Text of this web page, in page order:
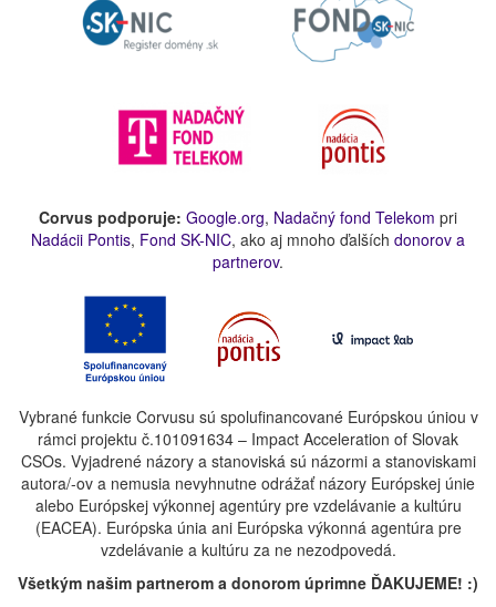
Corvus podporuje: Google.org, Nadačný fond Telekom pri
Nadácii Pontis, Fond SK-NIC, ako aj mnoho ďalších donorov a
partnerov.
Vybrané funkcie Corvusu sú spolufinancované Európskou úniou v
rámci projektu č.101091634 – Impact Acceleration of Slovak
CSOs. Vyjadrené názory a stanoviská sú názormi a stanoviskami
autora/-ov a nemusia nevyhnutne odrážať názory Európskej únie
alebo Európskej výkonnej agentúry pre vzdelávanie a kultúru
(EACEA). Európska únia ani Európska výkonná agentúra pre
vzdelávanie a kultúru za ne nezodpovedá.
Všetkým našim partnerom a donorom úprimne ĎAKUJEME! :)